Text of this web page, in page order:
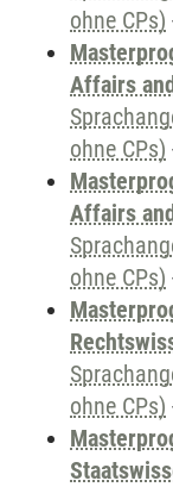
ohne CPs)
Affairs
ohne CPs)
Affairs
ohne CPs)
ohne CPs)